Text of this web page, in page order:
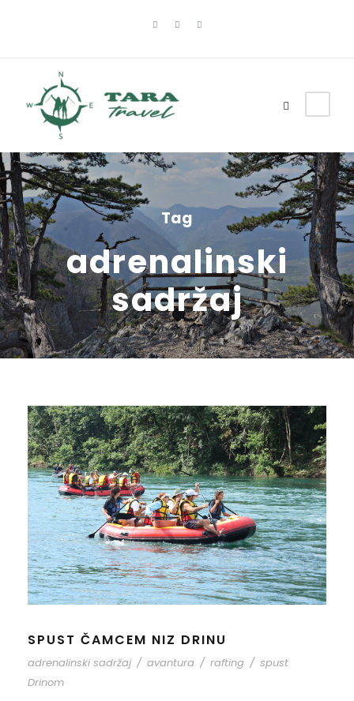
Tag
adrenalinski
sadržaj
SPUST ČAMCEM NIZ DRINU
adrenalinski sadržaj / avantura / rafting / spust
Drinom